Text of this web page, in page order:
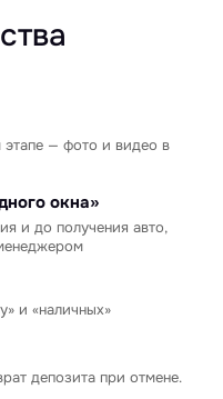
— фото и видео в
окна»
и до получения авто,
и «наличных»
депозита при отмене.